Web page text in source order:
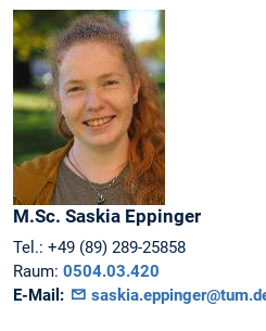
M.Sc. Saskia Eppinger
Tel.: +49 (89) 289-25858
Raum: 0504.03.420
E-Mail: